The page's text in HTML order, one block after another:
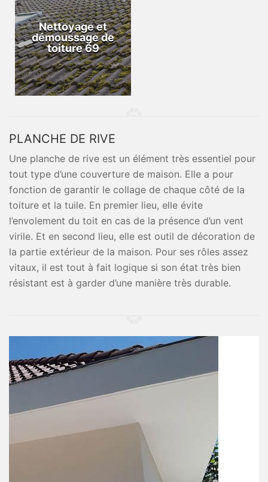
Nettoyage et
démoussage de
toiture 69
PLANCHE DE RIVE
Une planche de rive est un élément très essentiel pour
tout type d’une couverture de maison. Elle a pour
fonction de garantir le collage de chaque côté de la
toiture et la tuile. En premier lieu, elle évite
l’envolement du toit en cas de la présence d’un vent
virile. Et en second lieu, elle est outil de décoration de
la partie extérieur de la maison. Pour ses rôles assez
vitaux, il est tout à fait logique si son état très bien
résistant est à garder d’une manière très durable.